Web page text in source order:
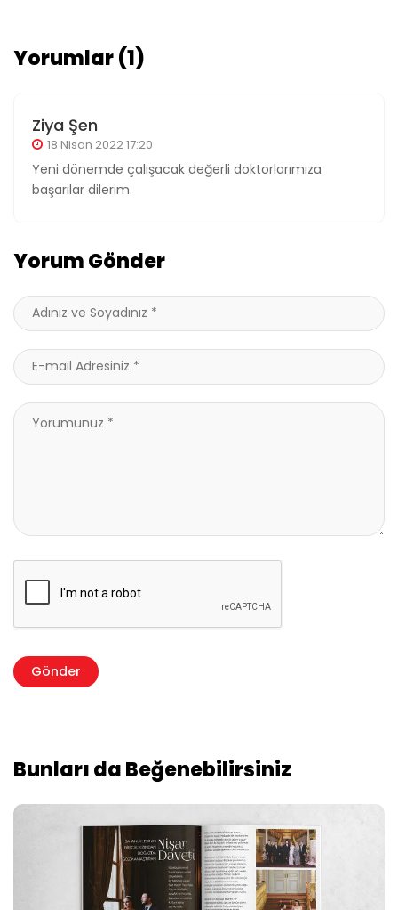
Yorumlar (1)
Ziya Şen
18 Nisan 2022 17:20
Yeni dönemde çalışacak değerli doktorlarımıza
başarılar dilerim.
Yorum Gönder
Bunları da Beğenebilirsiniz